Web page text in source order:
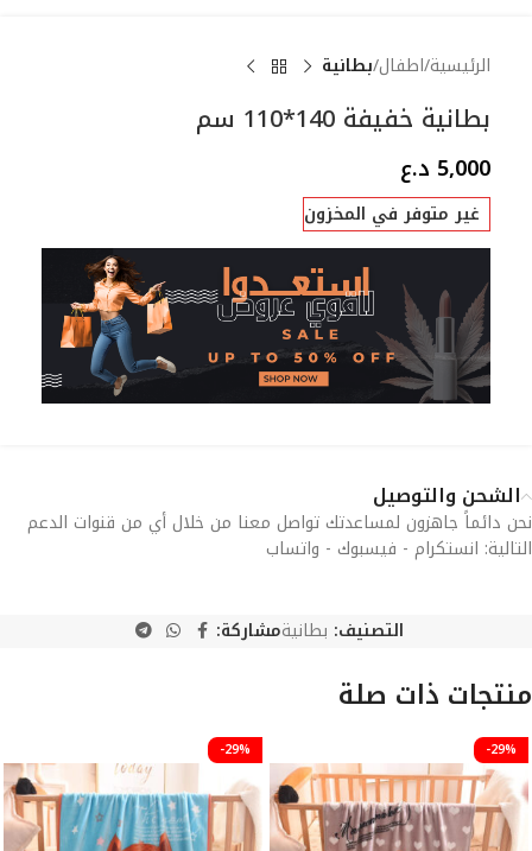
الرئيسية اطفال بطانية
بطانية خفيفة 140*110 سم
5,000 د.ع
غير متوفر في المخزون
الشحن والتوصيل
نحن دائماً جاهزون لمساعدتك تواصل معنا من خلال أي من قنوات الدعم
التالية: انستكرام - فيسبوك - واتساب
التصنيف: بطانيةمشاركة:
منتجات ذات صلة
-29%
-29%